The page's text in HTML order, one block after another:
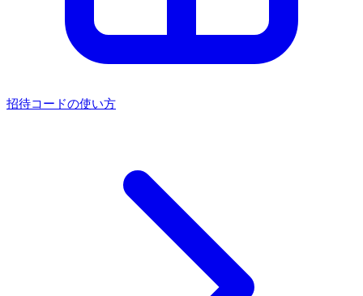
招待コードの使い方